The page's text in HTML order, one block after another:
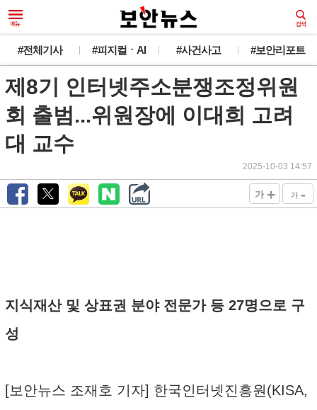
#전체기사 #피지컬ㆍAI #사건사고 #보안리포트
제8기 인터넷주소분쟁조정위원
회 출범...위원장에 이대희 고려
대 교수
2025-10-03 14:57
가 + 가 -
지식재산 및 상표권 분야 전문가 등 27명으로 구
성
[보안뉴스 조재호 기자] 한국인터넷진흥원(KISA,